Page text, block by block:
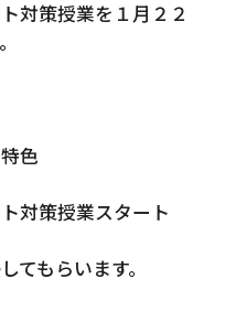
対策授業を１月２２
色
対策授業スタート
てもらいます。